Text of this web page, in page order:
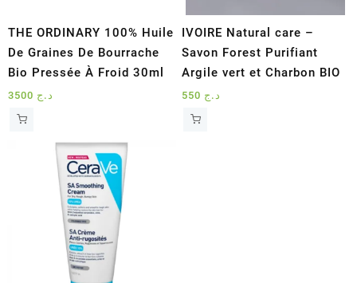
THE ORDINARY 100% Huile
De Graines De Bourrache
Bio Pressée À Froid 30ml
د.ج
IVOIRE Natural care –
Savon Forest Purifiant
Argile vert et Charbon BIO
د.ج